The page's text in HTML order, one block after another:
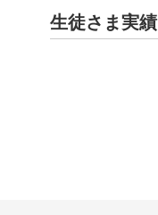
生徒さま実績